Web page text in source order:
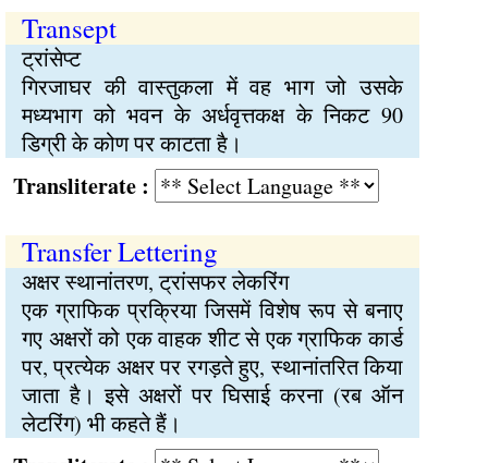
Transept
ट्रांसेप्ट
गिरजाघर की वास्तुकला में वह भाग जो उसके
मध्यभाग को भवन के अर्धवृत्तकक्ष के निकट 90
डिग्री के कोण पर काटता है।
:
Transfer Lettering
अक्षर स्थानांतरण, ट्रांसफर लेकरिंग
एक ग्राफिक प्रक्रिया जिसमें विशेष रूप से बनाए
गए अक्षरों को एक वाहक शीट से एक ग्राफिक कार्ड
पर, प्रत्येक अक्षर पर रगड़ते हुए, स्थानांतरित किया
जाता है। इसे अक्षरों पर घिसाई करना (रब ऑन
लेटरिंग) भी कहते हैं।